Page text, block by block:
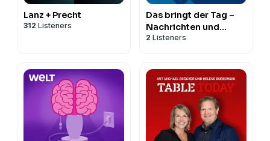
Lanz + Precht
312 Listeners
Das bringt der Tag –
Nachrichten und
Analysen
2 Listeners